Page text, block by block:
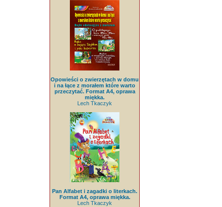
Opowieści o zwierzętach w domu
i na łące z morałem które warto
przeczytać. Format A4, oprawa
miękka.
Lech Tkaczyk
Pan Alfabet i zagadki o literkach.
Format A4, oprawa miękka.
Lech Tkaczyk